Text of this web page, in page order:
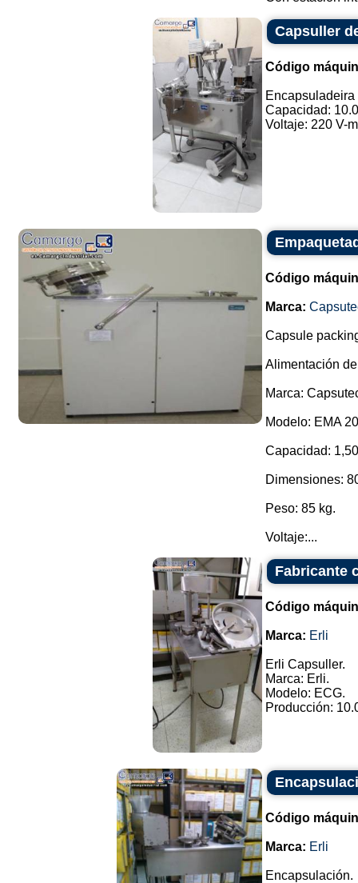
Capsuller
Código
Capacidad:
Voltaje: 220 V-
Código
Marca:
Capsule
Alimentación
Marca:
Modelo: EMA
Capacidad:
Dimensiones:
Peso: 85 kg.
Voltaje:...
Fabricante
Código
Marca: Erli
Erli Capsuller.
Marca: Erli.
Modelo: ECG.
Producción:
Código
Marca: Erli
Encapsulación.